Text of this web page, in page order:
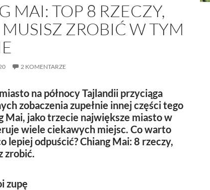
MAI: TOP 8 RZECZY,
MUSISZ ZROBIĆ W TYM
2 KOMENTARZE
na północy Tajlandii przyciąga
zobaczenia zupełnie innej części tego
Mai, jako trzecie największe miasto w
wiele ciekawych miejsc. Co warto
lepiej odpuścić? Chiang Mai: 8 rzeczy,
zrobić.
zupę